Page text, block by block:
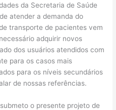
da Secretaria de Saúde
atender a demanda do
transporte de pacientes vem
adquirir novos
dos usuários atendidos com
para os casos mais
para os níveis secundários
de nossas referências.
o presente projeto de